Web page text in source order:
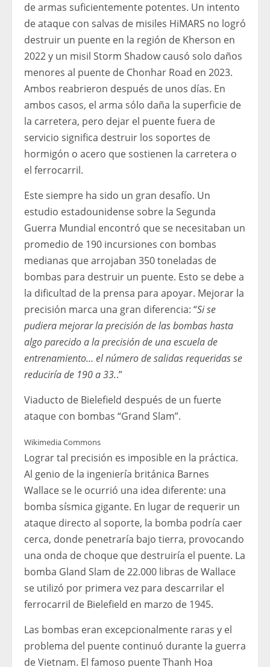
de armas suficientemente potentes. Un intento
de ataque con salvas de misiles HiMARS no logró
destruir un puente en la región de Kherson en
2022 y un misil Storm Shadow causó solo daños
menores al puente de Chonhar Road en 2023.
Ambos reabrieron después de unos días. En
ambos casos, el arma sólo daña la superficie de
la carretera, pero dejar el puente fuera de
servicio significa destruir los soportes de
hormigón o acero que sostienen la carretera o
el ferrocarril.
Este siempre ha sido un gran desafío. Un
estudio estadounidense sobre la Segunda
Guerra Mundial encontró que se necesitaban un
promedio de 190 incursiones con bombas
medianas que arrojaban 350 toneladas de
bombas para destruir un puente. Esto se debe a
la dificultad de la prensa para apoyar. Mejorar la
precisión marca una gran diferencia: “Si se
pudiera mejorar la precisión de las bombas hasta
algo parecido a la precisión de una escuela de
entrenamiento… el número de salidas requeridas se
reduciría de 190 a 33..”
Viaducto de Bielefield después de un fuerte
ataque con bombas “Grand Slam”.
Wikimedia Commons
Lograr tal precisión es imposible en la práctica.
Al genio de la ingeniería británica Barnes
Wallace se le ocurrió una idea diferente: una
bomba sísmica gigante. En lugar de requerir un
ataque directo al soporte, la bomba podría caer
cerca, donde penetraría bajo tierra, provocando
una onda de choque que destruiría el puente. La
bomba Gland Slam de 22.000 libras de Wallace
se utilizó por primera vez para descarrilar el
ferrocarril de Bielefield en marzo de 1945.
Las bombas eran excepcionalmente raras y el
problema del puente continuó durante la guerra
de Vietnam. El famoso puente Thanh Hoa